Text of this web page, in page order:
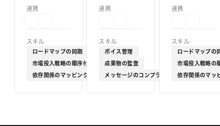
スキル
ロードマップの同期
市場投入戦略の順序付け
依存関係のマッピング
連携
スキル
ボイス管理
成果物の監査
メッセージのコンプライアンス
連携
スキル
ロードマップの
市場投入戦略の
依存関係のマッ
連携